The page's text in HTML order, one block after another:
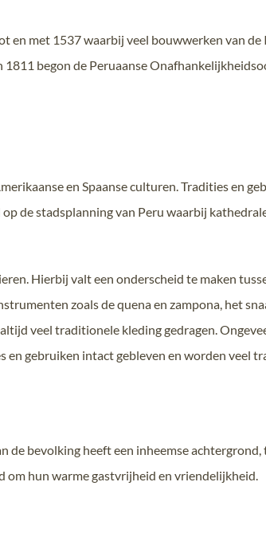
en met 1537 waarbij veel bouwwerken van
begon de Peruaanse
en Spaanse culturen. Tradities en
de stadsplanning van Peru waarbij
Hierbij valt een onderscheid te maken
zoals de quena en zampona, het
veel traditionele kleding gedragen.
gebruiken intact gebleven en worden veel
bevolking heeft een inheemse
om hun warme gastvrijheid en vriendelijkheid.